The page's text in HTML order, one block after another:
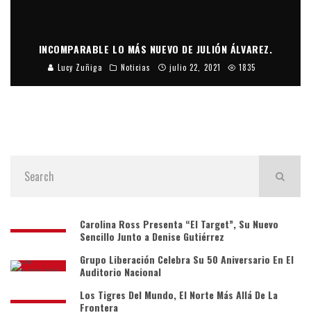
INCOMPARABLE LO MÁS NUEVO DE JULIÓN ÁLVAREZ.
Lucy Zuñiga Noticias julio 22, 2021 1835
Carolina Ross Presenta “El Target”, Su Nuevo
Sencillo Junto a Denise Gutiérrez
Grupo Liberación Celebra Su 50 Aniversario En El
Auditorio Nacional
Los Tigres Del Mundo, El Norte Más Allá De La
Frontera